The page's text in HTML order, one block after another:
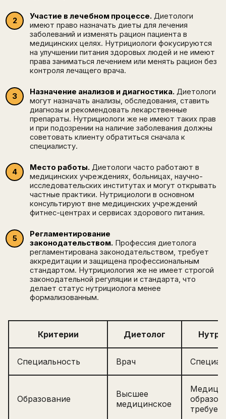
Участие в лечебном процессе. Диетологи
имеют право назначать диеты для лечения
заболеваний и изменять рацион пациента в
медицинских целях. Нутрициологи фокусируются
на улучшении питания здоровых людей и не имеют
права заниматься лечением или менять рацион без
контроля лечащего врача.
Назначение анализов и диагностика. Диетологи
могут назначать анализы, обследования, ставить
диагнозы и рекомендовать лекарственные
препараты. Нутрициологи же не имеют таких прав
и при подозрении на наличие заболевания должны
советовать клиенту обратиться сначала к
специалисту.
Место работы. Диетологи часто работают в
медицинских учреждениях, больницах, научно-
исследовательских институтах и могут открывать
частные практики. Нутрициологи в основном
консультируют вне медицинских учреждений
фитнес-центрах и сервисах здорового питания.
Регламентирование
законодательством. Профессия диетолога
регламентирована законодательством, требует
аккредитации и защищена профессиональным
стандартом. Нутрициология же не имеет строгой
законодательной регуляции и стандарта, что
делает статус нутрициолога менее
формализованным.
Критерии Диетолог
Специальность Врач
Образование
Высшее
медицинское